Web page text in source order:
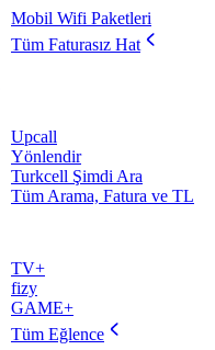
Mobil Wifi Paketleri
Tüm Faturasız Hat
Upcall
Yönlendir
Turkcell Şimdi Ara
Tüm Arama, Fatura ve TL
TV+
fizy
GAME+
Tüm Eğlence